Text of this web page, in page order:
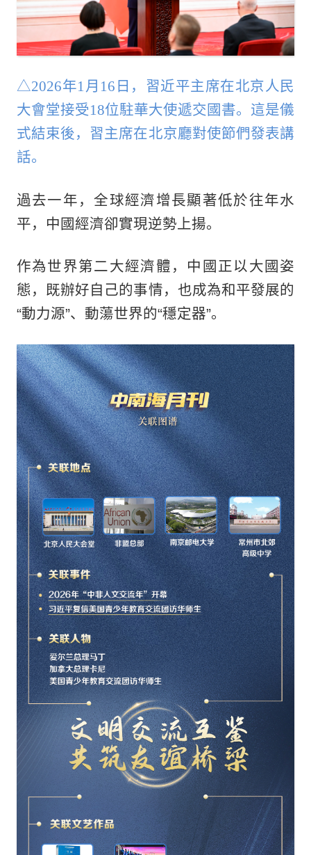
△2026年1月16日，習近平主席在北京人民
大會堂接受18位駐華大使遞交國書。這是儀
式結束後，習主席在北京廳對使節們發表講
話。
過去一年，全球經濟增長顯著低於往年水
平，中國經濟卻實現逆勢上揚。
作為世界第二大經濟體，中國正以大國姿
態，既辦好自己的事情，也成為和平發展的
“動力源”、動蕩世界的“穩定器”。